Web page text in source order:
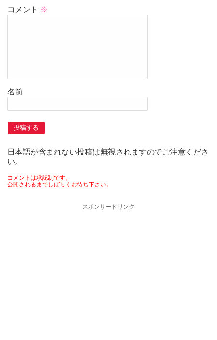
コメント ※
名前
日本語が含まれない投稿は無視されますのでご注意くださ
い。
コメントは承認制です。
公開されるまでしばらくお待ち下さい。
スポンサードリンク